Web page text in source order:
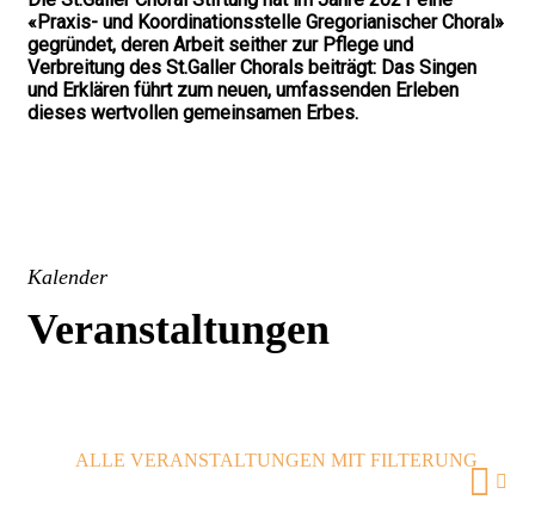
«Praxis- und Koordinationsstelle Gregorianischer Choral»
gegründet, deren Arbeit seither zur Pflege und
Verbreitung des St.Galler Chorals beiträgt: Das Singen
und Erklären führt zum neuen, umfassenden Erleben
dieses wertvollen gemeinsamen Erbes.
Kalender
Veranstaltungen
ALLE VERANSTALTUNGEN MIT FILTERUNG